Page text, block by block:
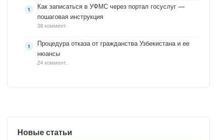
Как записаться в УФМС через портал госуслуг —
пошаговая инструкция
38 коммент.
Процедура отказа от гражданства Узбекистана и ее
нюансы
24 коммент.
Новые статьи